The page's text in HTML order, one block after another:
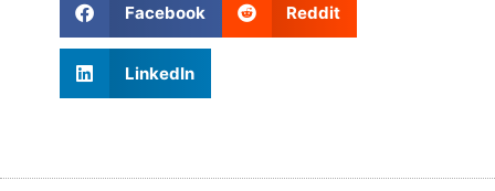
Facebook Reddit
LinkedIn